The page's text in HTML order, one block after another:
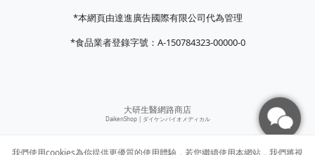
*本網頁由達進廣告國際有限公司代為管理
*食品業者登錄字號：A-150784323-00000-0
大研生醫網路商店
DaikenShop | ダイケンバイオメディカル
我們使用cookies為你提供更優質的使用體驗，若您繼續使用本網站，我們將視